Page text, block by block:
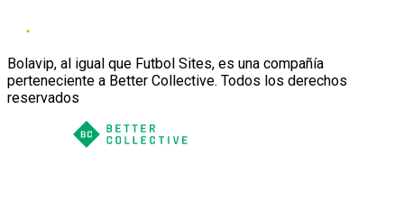
Bolavip, al igual que Futbol Sites, es una compañía
perteneciente a Better Collective. Todos los derechos
reservados